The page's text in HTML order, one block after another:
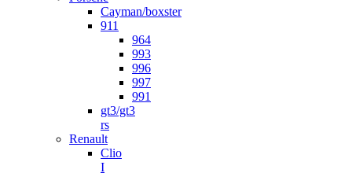
Cayman/boxster
911
964
993
996
997
991
gt3/gt3
rs
Renault
Clio
I